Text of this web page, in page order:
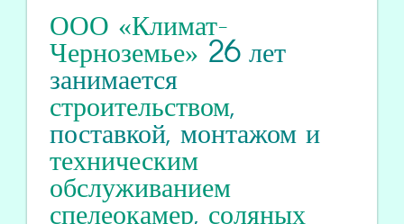
ООО «Климат-
Черноземье» 26лет
занимается
строительством,
поставкой, монтажом и
техническим
обслуживанием
спелеокамер, соляных